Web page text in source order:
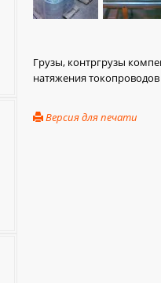
Грузы, контргрузы
натяжения
Версия для печати